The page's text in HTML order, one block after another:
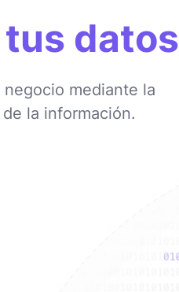
datos
mediante la
la información.